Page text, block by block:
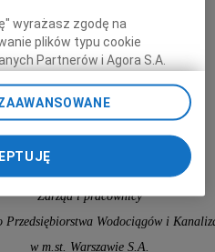
Rodzinie i Bliskim
Zarząd i pracownicy
Przedsiębiorstwa Wodociągów i
w m.st. Warszawie S.A.
wyrażasz zgodę na
plików typu cookie
Partnerów i Agora S.A.
dot. plików cookie,
do zarządzania Twoimi
danych poprzez
w stopce serwisu i
zaawansowane”.
S.A. możemy